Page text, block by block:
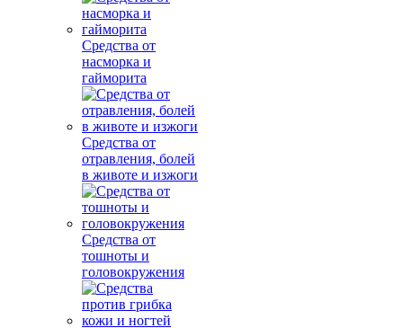
Средства от
насморка и
гайморита
Средства от
отравления, болей
в животе и изжоги
Средства от
тошноты и
головокружения